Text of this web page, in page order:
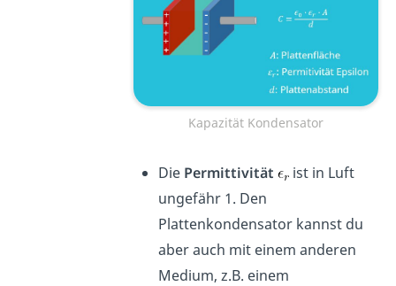
Kapazität Kondensator
Die Permittivität
ist in Luft
ungefähr 1. Den
Plattenkondensator kannst du
aber auch mit einem anderen
Medium, z.B. einem